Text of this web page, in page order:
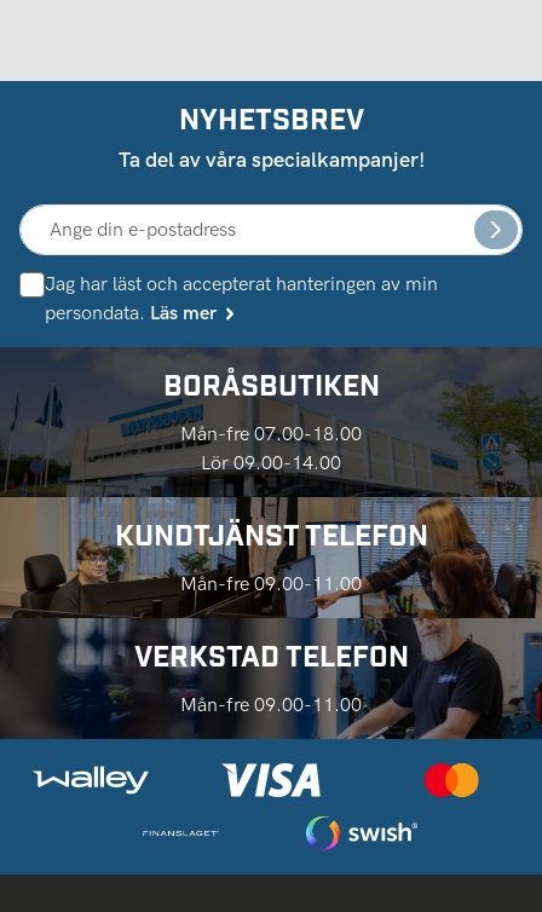
NYHETSBREV
Ta del av våra specialkampanjer!
Jag har läst och accepterat hanteringen av min
persondata. Läs mer
BORÅSBUTIKEN
Mån-fre 07.00-18.00
Lör 09.00-14.00
KUNDTJÄNST TELEFON
Mån-fre 09.00-11.00
VERKSTAD TELEFON
Mån-fre 09.00-11.00